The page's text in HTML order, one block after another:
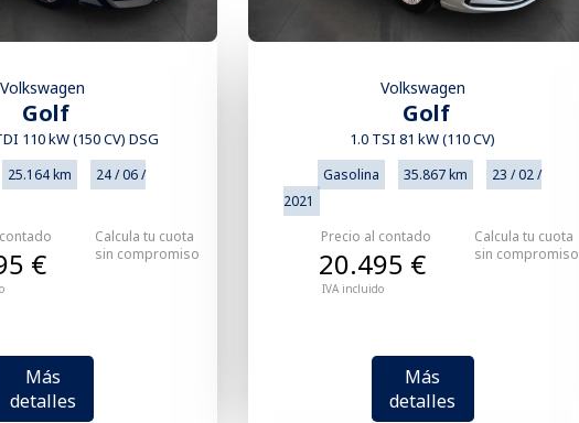
Volkswagen
Golf
110 kW (150 CV) DSG
25.164 km
24 / 06 /
€
Más
detalles
Calcula tu cuota
sin compromiso
Volkswagen
Golf
1.0 TSI 81 kW (110 CV)
Gasolina 35.867 km
23 / 02 /
2021
Precio al contado
IVA incluido
20.495 €
Más
detalles
Calcula tu cuota
sin compromiso